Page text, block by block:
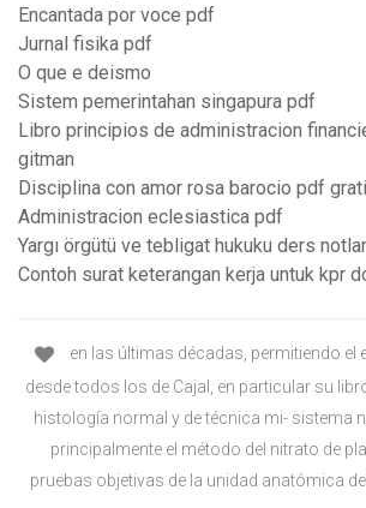
Encantada por voce pdf
Jurnal fisika pdf
O que e deismo
Sistem pemerintahan singapura pdf
Libro principios de administracion
gitman
Disciplina con amor rosa barocio pdf
Administracion eclesiastica pdf
Yargı örgütü ve tebligat hukuku ders
Contoh surat keterangan kerja untuk kpr
en las últimas décadas, permitiendo el
desde todos los de Cajal, en particular su
histología normal y de técnica mi- sistema
principalmente el método del nitrato de
pruebas objetivas de la unidad anatómica